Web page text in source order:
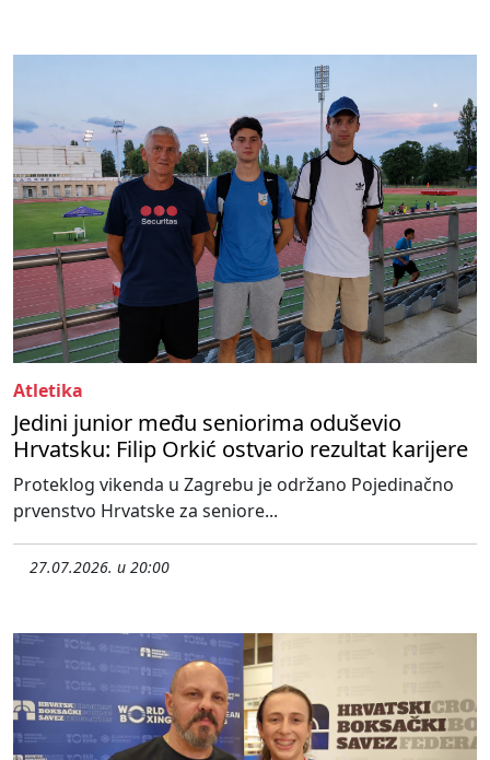
Atletika
Jedini junior među seniorima oduševio
Hrvatsku: Filip Orkić ostvario rezultat karijere
Proteklog vikenda u Zagrebu je održano Pojedinačno
prvenstvo Hrvatske za seniore...
27.07.2026. u 20:00